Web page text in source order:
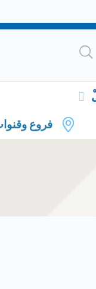
فروع